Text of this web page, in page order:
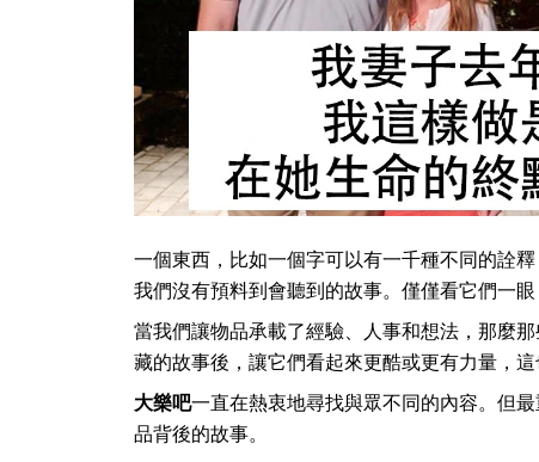
一個東西，比如一個字可以有一千種不同的詮
我們沒有預料到會聽到的故事。僅僅看它們一
當我們讓物品承載了經驗、人事和想法，那麼
藏的故事後，讓它們看起來更酷或更有力量，
大樂吧一直在熱衷地尋找與眾不同的內容。但
品背後的故事。